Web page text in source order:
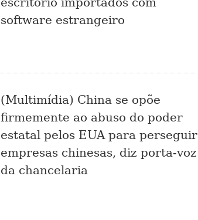
software estrangeiro
(Multimídia) China se opõe
firmemente ao abuso do poder
estatal pelos EUA para perseguir
empresas chinesas, diz porta-voz
da chancelaria